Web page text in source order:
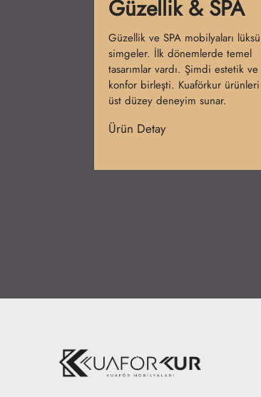
Bankolar salonun ilk izlenimini
belirler. İlk başlarda sade tezgahlar
kullanılmıştır. Günümüzde işlevsel
ve şık tasarımlar hâkimdir.
Kuaförkur bankoları prestij
kazandırır.
Ürün Detay